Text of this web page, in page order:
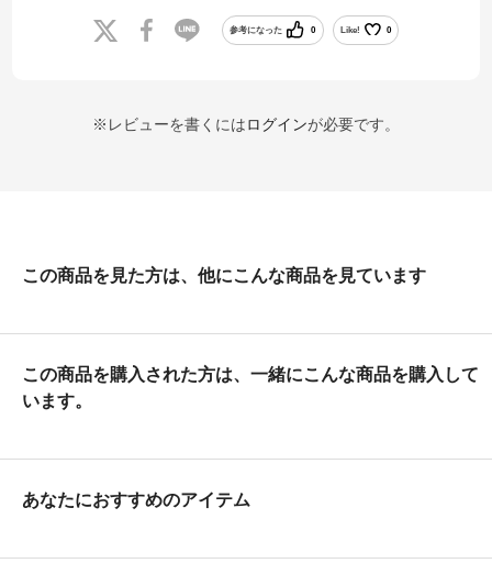
参考になった 0 Like! 0
※レビューを書くにはログインが必要です。
この商品を見た方は、他にこんな商品を見ています
この商品を購入された方は、一緒にこんな商品を購入して
います。
あなたにおすすめのアイテム